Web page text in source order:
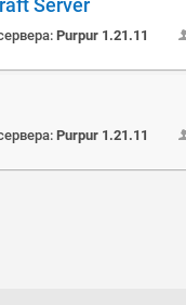
Server
Purpur 1.21.11
Purpur 1.21.11